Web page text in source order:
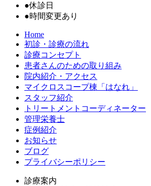
●休診日
●時間変更あり
Home
初診・診療の流れ
診療コンセプト
患者さんのための取り組み
院内紹介・アクセス
マイクロスコープ棟「はなれ」
スタッフ紹介
トリートメントコーディネーター
管理栄養士
症例紹介
お知らせ
ブログ
プライバシーポリシー
診療案内